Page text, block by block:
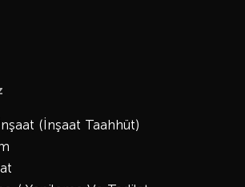
(İnşaat Taahhüt)